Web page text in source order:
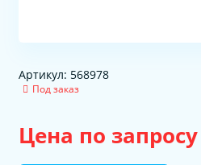
Артикул: 568978
Под заказ
Цена по запросу